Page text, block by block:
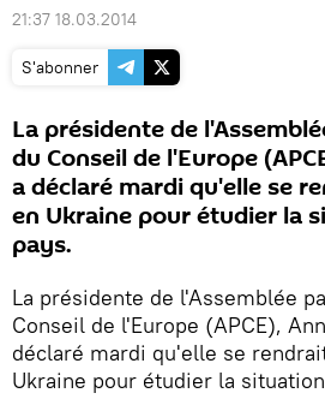
21:37 18.03.2014
S'abonner
La présidente de
du Conseil de l'Europe
a déclaré mardi qu'elle se
en Ukraine pour étudier la
pays.
La présidente de l'Assemblée
Conseil de l'Europe (APCE),
déclaré mardi qu'elle se
Ukraine pour étudier la